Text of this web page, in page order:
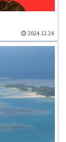
2024.12.24